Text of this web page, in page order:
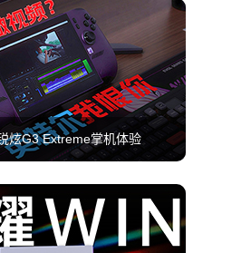
炫G3 Extreme掌机体验